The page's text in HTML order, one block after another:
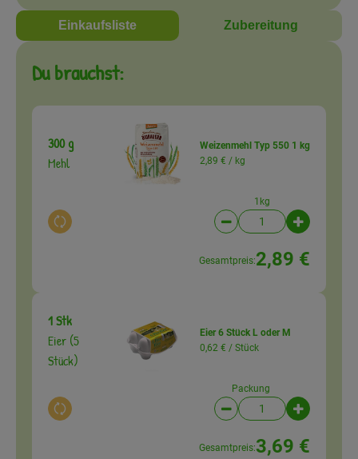
Einkaufsliste Zubereitung
Du brauchst:
300 g
Mehl
Auswahl ändern
Weizenmehl Typ 550 1 kg
2,89 € / kg
1kg
Artikelanzahl
Gesamtpreis:2,89 €
1 Stk
Eier (5
Stück)
Auswahl ändern
Eier 6 Stück L oder M
0,62 € / Stück
Packung
Artikelanzahl
Gesamtpreis:3,69 €